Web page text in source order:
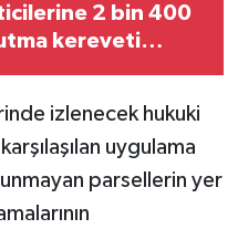
2 bin 400
kereveti
izlenecek hukuki
uygulama
parsellerin yer